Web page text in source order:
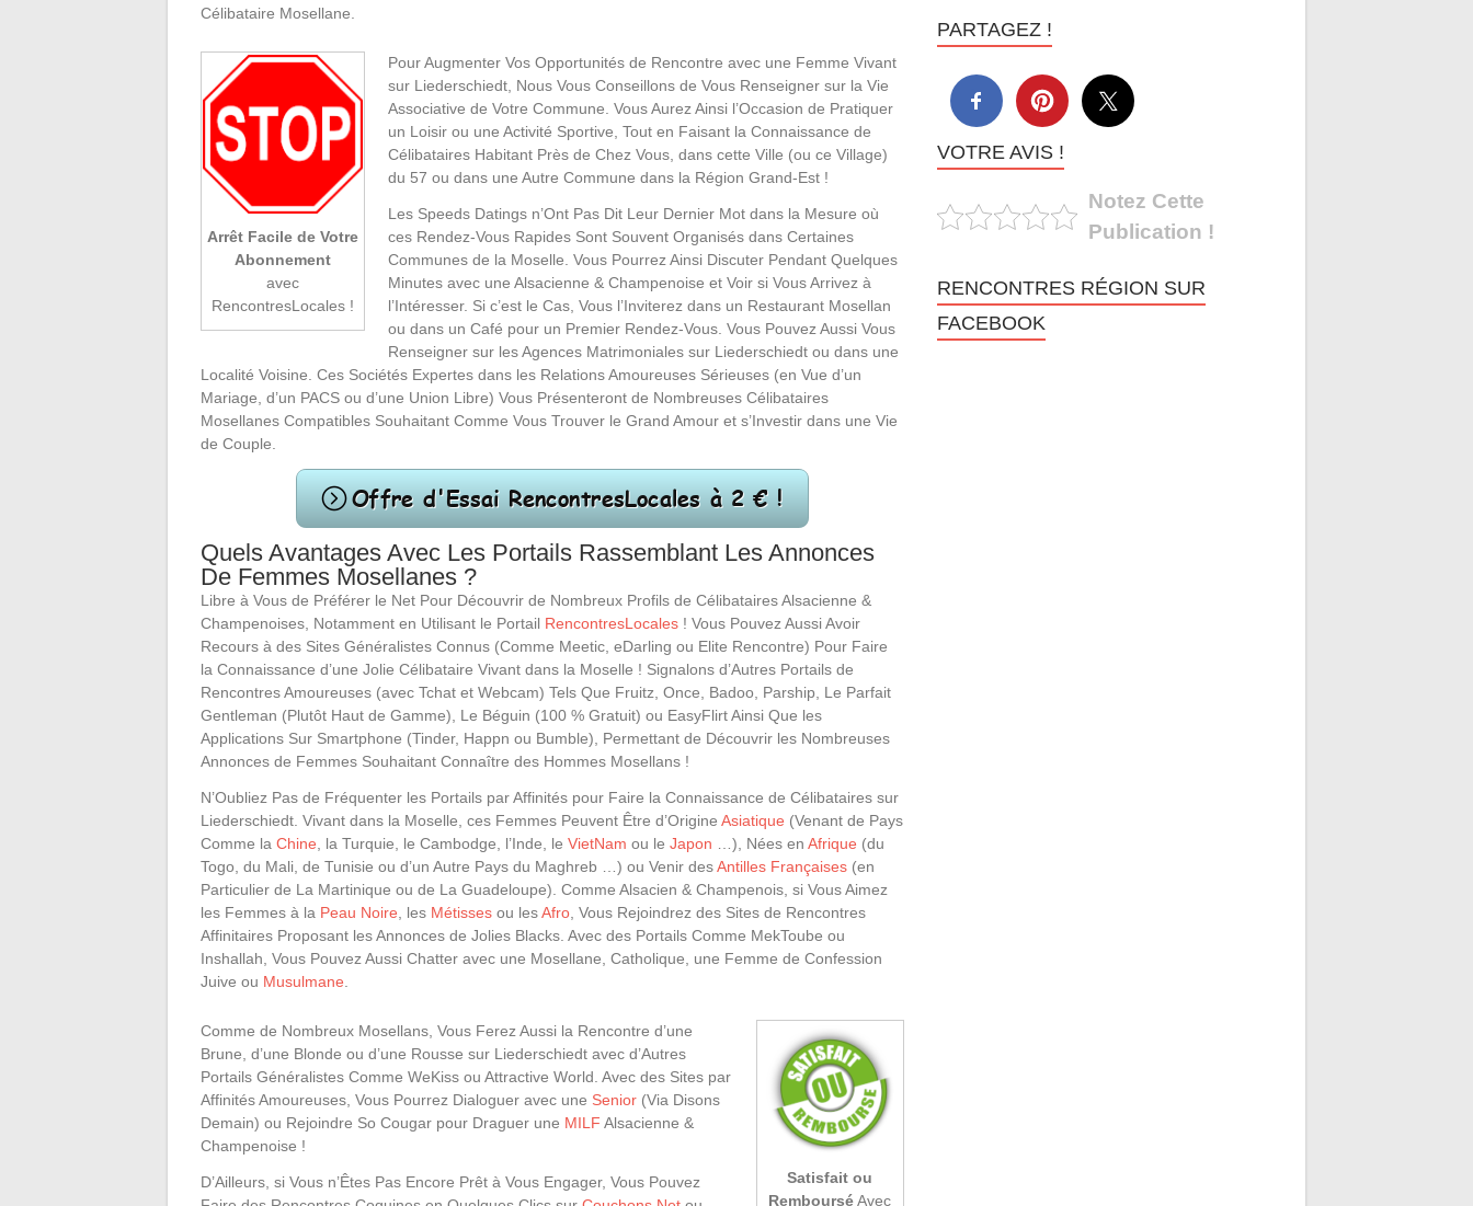
Célibataire Mosellane.
Arrêt Facile de Votre
Abonnement
avec
RencontresLocales !
Pour Augmenter Vos Opportunités de Rencontre avec une Femme Vivant
sur Liederschiedt, Nous Vous Conseillons de Vous Renseigner sur la Vie
Associative de Votre Commune. Vous Aurez Ainsi l’Occasion de Pratiquer
un Loisir ou une Activité Sportive, Tout en Faisant la Connaissance de
Célibataires Habitant Près de Chez Vous, dans cette Ville (ou ce Village)
du 57 ou dans une Autre Commune dans la Région Grand-Est !
Les Speeds Datings n’Ont Pas Dit Leur Dernier Mot dans la Mesure où
ces Rendez-Vous Rapides Sont Souvent Organisés dans Certaines
Communes de la Moselle. Vous Pourrez Ainsi Discuter Pendant Quelques
Minutes avec une Alsacienne & Champenoise et Voir si Vous Arrivez à
l’Intéresser. Si c’est le Cas, Vous l’Inviterez dans un Restaurant Mosellan
ou dans un Café pour un Premier Rendez-Vous. Vous Pouvez Aussi Vous
Renseigner sur les Agences Matrimoniales sur Liederschiedt ou dans une
Localité Voisine. Ces Sociétés Expertes dans les Relations Amoureuses Sérieuses (en Vue d’un
Mariage, d’un PACS ou d’une Union Libre) Vous Présenteront de Nombreuses Célibataires
Mosellanes Compatibles Souhaitant Comme Vous Trouver le Grand Amour et s’Investir dans une Vie
de Couple.
Quels Avantages Avec Les Portails Rassemblant Les Annonces
De Femmes Mosellanes ?
Libre à Vous de Préférer le Net Pour Découvrir de Nombreux Profils de Célibataires Alsacienne &
Champenoises, Notamment en Utilisant le Portail RencontresLocales ! Vous Pouvez Aussi Avoir
Recours à des Sites Généralistes Connus (Comme Meetic, eDarling ou Elite Rencontre) Pour Faire
la Connaissance d’une Jolie Célibataire Vivant dans la Moselle ! Signalons d’Autres Portails de
Rencontres Amoureuses (avec Tchat et Webcam) Tels Que Fruitz, Once, Badoo, Parship, Le Parfait
Gentleman (Plutôt Haut de Gamme), Le Béguin (100 % Gratuit) ou EasyFlirt Ainsi Que les
Applications Sur Smartphone (Tinder, Happn ou Bumble), Permettant de Découvrir les Nombreuses
Annonces de Femmes Souhaitant Connaître des Hommes Mosellans !
N’Oubliez Pas de Fréquenter les Portails par Affinités pour Faire la Connaissance de Célibataires sur
Liederschiedt. Vivant dans la Moselle, ces Femmes Peuvent Être d’Origine Asiatique (Venant de Pays
Comme la Chine , la Turquie, le Cambodge, l’Inde, le VietNam ou le Japon …), Nées en Afrique (du
Togo, du Mali, de Tunisie ou d’un Autre Pays du Maghreb …) ou Venir desAntilles Françaises (en
Particulier de La Martinique ou de La Guadeloupe). Comme Alsacien & Champenois, si Vous Aimez
les Femmes à la Peau Noire , les Métisses ou lesAfro , Vous Rejoindrez des Sites de Rencontres
Affinitaires Proposant les Annonces de Jolies Blacks. Avec des Portails Comme MekToube ou
Inshallah, Vous Pouvez Aussi Chatter avec une Mosellane, Catholique, une Femme de Confession
Juive ou Musulmane
Satisfait ou
RembourséAvec
Comme de Nombreux Mosellans, Vous Ferez Aussi la Rencontre d’une
Brune, d’une Blonde ou d’une Rousse sur Liederschiedt avec d’Autres
Portails Généralistes Comme WeKiss ou Attractive World. Avec des Sites par
Affinités Amoureuses, Vous Pourrez Dialoguer avec une Senior (Via Disons
Demain) ou Rejoindre So Cougar pour Draguer une MILF Alsacienne &
Champenoise !
D’Ailleurs, si Vous n’Êtes Pas Encore Prêt à Vous Engager, Vous Pouvez
PARTAGEZ !
VOTRE AVIS !
Notez Cette
Publication !
RENCONTRES RÉGION SUR
FACEBOOK